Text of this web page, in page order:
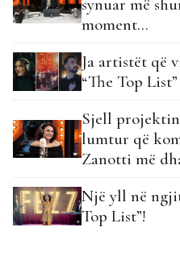
synuar më
moment...
Ja artistët që
“The Top
Sjell projektin
lumtur që
Zanotti më
Një yll në
Top List”!